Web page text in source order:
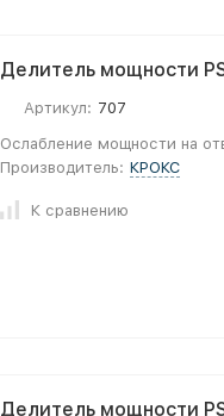
Делитель мощности
Артикул: 707
Ослабление мощности на
Производитель: КРОКС
К сравнению
Делитель мощности